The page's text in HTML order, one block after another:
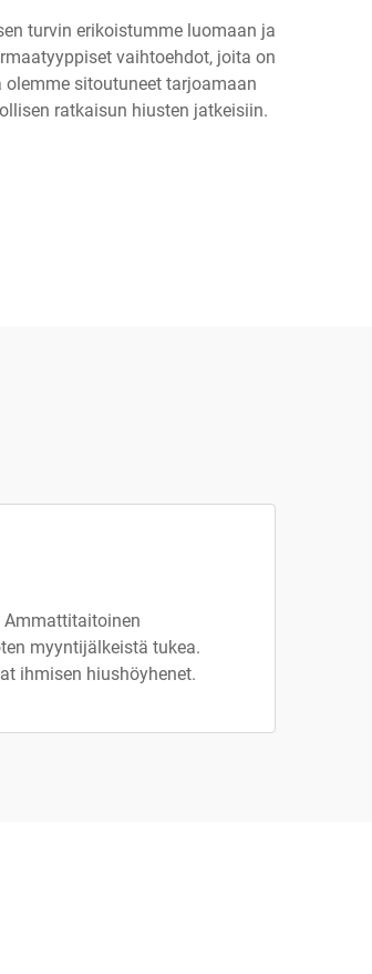
turvin erikoistumme luomaan ja
vaihtoehdot, joita on
sitoutuneet tarjoamaan
ratkaisun hiusten jatkeisiin.
myyntijälkeistä tukea.
ihmisen hiushöyhenet.